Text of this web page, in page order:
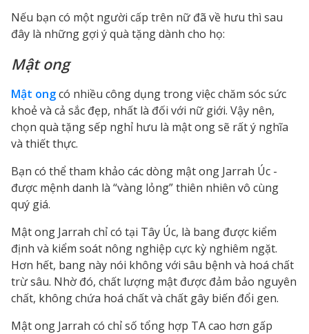
Nếu bạn có một người cấp trên nữ đã về hưu thì sau
đây là những gợi ý quà tặng dành cho họ:
Mật ong
Mật ongcó nhiều công dụng trong việc chăm sóc sức
khoẻ và cả sắc đẹp, nhất là đối với nữ giới. Vậy nên,
chọn quà tặng sếp nghỉ hưu là mật ong sẽ rất ý nghĩa
và thiết thực.
Bạn có thể tham khảo các dòng mật ong Jarrah Úc -
được mệnh danh là “vàng lỏng” thiên nhiên vô cùng
quý giá.
Mật ong Jarrah chỉ có tại Tây Úc, là bang được kiểm
định và kiểm soát nông nghiệp cực kỳ nghiêm ngặt.
Hơn hết, bang này nói không với sâu bệnh và hoá chất
trừ sâu. Nhờ đó, chất lượng mật được đảm bảo nguyên
chất, không chứa hoá chất và chất gây biến đổi gen.
Mật ong Jarrah có chỉ số tổng hợp TA cao hơn gấp